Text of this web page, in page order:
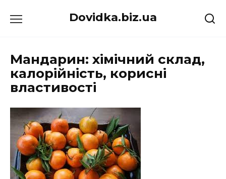
до
Dovidka.biz.ua
Мандарин: хімічний склад,
калорійність, корисні
властивості